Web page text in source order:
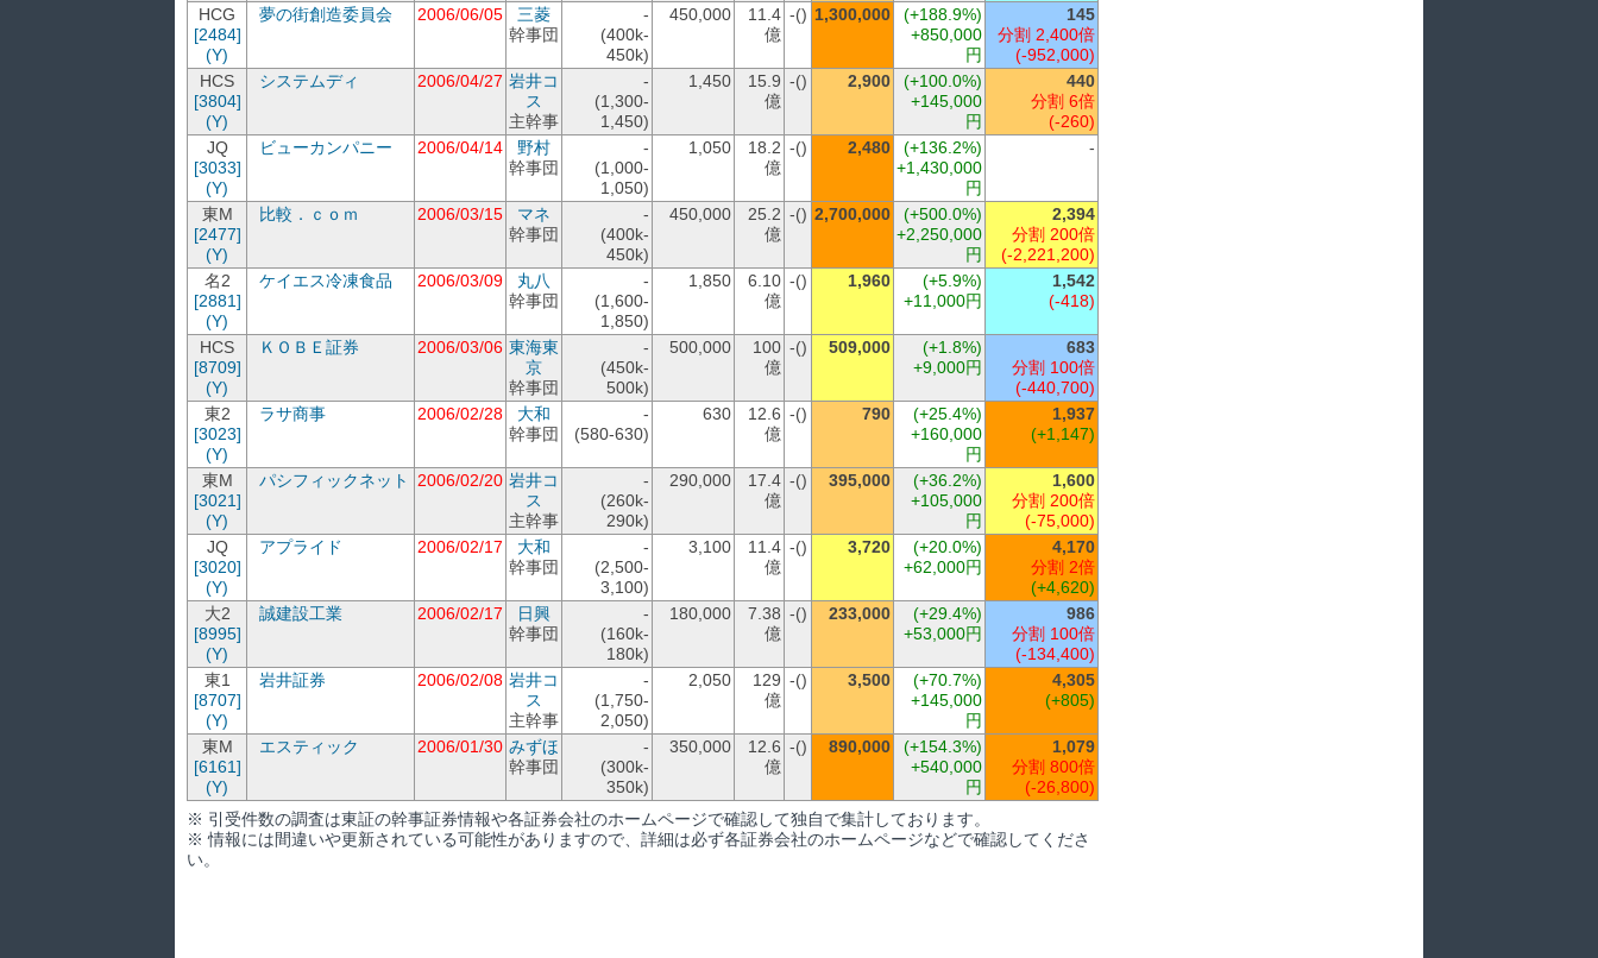
HCG
[2484]
(Y)
夢の街創造委員会 2006/06/05
三菱
幹事団
-
(400k-
450k)
450,000
11.4
億
-() 1,300,000
(+188.9%)
+850,000
円
145
分割 2,400倍
(-952,000)
HCS
[3804]
(Y)
システムディ 2006/04/27 岩井コ
ス
主幹事
-
(1,300-
1,450)
1,450
15.9
億
-() 2,900
(+100.0%)
+145,000
円
440
分割 6倍
(-260)
JQ
[3033]
(Y)
ビューカンパニー 2006/04/14
野村
幹事団
-
(1,000-
1,050)
1,050
18.2
億
-() 2,480
(+136.2%)
+1,430,000
円
-
東M
[2477]
(Y)
比較．ｃｏｍ 2006/03/15
マネ
幹事団
-
(400k-
450k)
450,000
25.2
億
-() 2,700,000
(+500.0%)
+2,250,000
円
2,394
分割 200倍
(-2,221,200)
名2
[2881]
(Y)
ケイエス冷凍食品 2006/03/09
丸八
幹事団
-
(1,600-
1,850)
1,850
6.10
億
-() 1,960
(+5.9%)
+11,000円
1,542
(-418)
HCS
[8709]
(Y)
ＫＯＢＥ証券 2006/03/06 東海東
京
幹事団
-
(450k-
500k)
500,000
100
億
-() 509,000
(+1.8%)
+9,000円
683
分割 100倍
(-440,700)
東2
[3023]
(Y)
ラサ商事 2006/02/28
大和
幹事団
-
(580-630)
630
12.6
億
-() 790
(+25.4%)
+160,000
円
1,937
(+1,147)
東M
[3021]
(Y)
パシフィックネット 2006/02/20 岩井コ
ス
主幹事
-
(260k-
290k)
290,000
17.4
億
-() 395,000
(+36.2%)
+105,000
円
1,600
分割 200倍
(-75,000)
JQ
[3020]
(Y)
アプライド 2006/02/17
大和
幹事団
-
(2,500-
3,100)
3,100
11.4
億
-() 3,720
(+20.0%)
+62,000円
4,170
分割 2倍
(+4,620)
大2
[8995]
(Y)
誠建設工業 2006/02/17
日興
幹事団
-
(160k-
180k)
180,000
7.38
億
-() 233,000
(+29.4%)
+53,000円
986
分割 100倍
(-134,400)
東1
[8707]
(Y)
岩井証券 2006/02/08 岩井コ
ス
主幹事
-
(1,750-
2,050)
2,050
129
億
-() 3,500
(+70.7%)
+145,000
円
4,305
(+805)
東M
[6161]
(Y)
エスティック 2006/01/30 みずほ
幹事団
-
(300k-
350k)
350,000
12.6
億
-() 890,000
(+154.3%)
+540,000
円
1,079
分割 800倍
(-26,800)
※ 引受件数の調査は東証の幹事証券情報や各証券会社のホームページで確認して独自で集計しております。
※ 情報には間違いや更新されている可能性がありますので、詳細は必ず各証券会社のホームページなどで確認してくださ
い。